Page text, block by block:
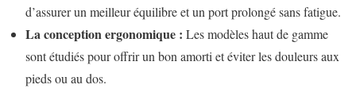
d’assurer un meilleur équilibre et un port prolongé sans fatigue.
La conception ergonomique : Les modèles haut de gamme
sont étudiés pour offrir un bon amorti et éviter les douleurs aux
pieds ou au dos.